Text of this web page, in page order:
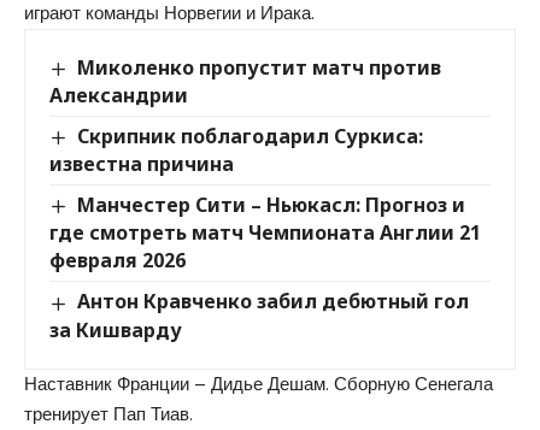
играют команды Норвегии и Ирака.
Миколенко пропустит матч против
Александрии
Скрипник поблагодарил Суркиса:
известна причина
Манчестер Сити – Ньюкасл: Прогноз и
где смотреть матч Чемпионата Англии 21
февраля 2026
Антон Кравченко забил дебютный гол
за Кишварду
Наставник Франции – Дидье Дешам. Сборную Сенегала
тренирует Пап Тиав.